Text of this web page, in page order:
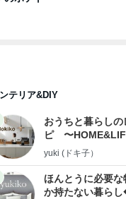
テリア&DIY
おうちと暮らしの
ピ 〜
yuki (ドキ子）
ほんとうに必要な
か持たない暮ら